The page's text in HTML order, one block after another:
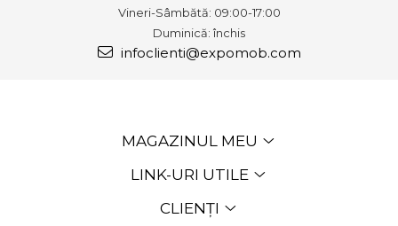
Vineri-Sâmbătă: 09:00-17:00
Duminică: închis
infoclienti@expomob.com
MAGAZINUL MEU
LINK-URI UTILE
CLIENȚI